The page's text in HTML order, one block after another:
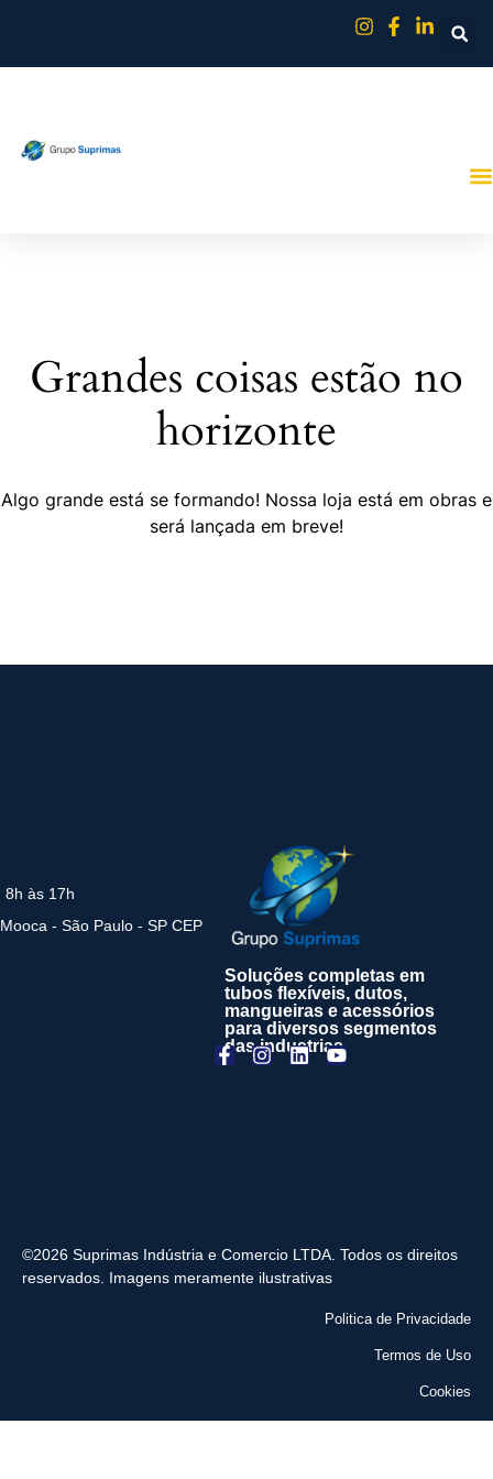
Grandes coisas estão no
horizonte
Algo grande está se formando! Nossa loja está em obras e
será lançada em breve!
Soluções completas em
tubos flexíveis, dutos,
mangueiras e acessórios
para diversos segmentos
das industrias
8h às 17h
- São Paulo - SP CEP
©2026 Suprimas Indústria e Comercio LTDA. Todos os direitos
reservados. Imagens meramente ilustrativas
Politica de Privacidade
Termos de Uso
Cookies